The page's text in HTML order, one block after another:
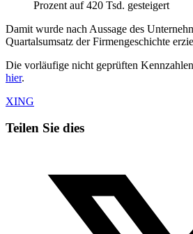
Prozent auf 420 Tsd. gesteigert
Damit wurde nach Aussage des
Quartalsumsatz der Firmengeschichte
Die vorläufige nicht geprüften
hier.
XING
Teilen Sie dies